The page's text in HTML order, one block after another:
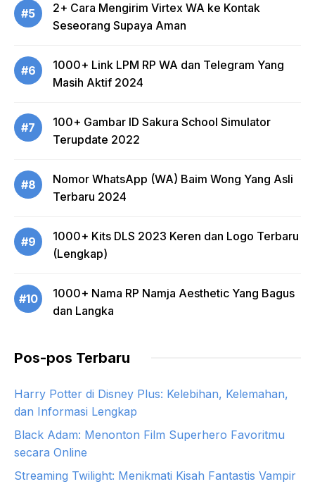
#5
2+ Cara Mengirim Virtex WA ke Kontak
Seseorang Supaya Aman
#6
1000+ Link LPM RP WA dan Telegram Yang
Masih Aktif 2024
#7
100+ Gambar ID Sakura School Simulator
Terupdate 2022
#8
Nomor WhatsApp (WA) Baim Wong Yang Asli
Terbaru 2024
#9
1000+ Kits DLS 2023 Keren dan Logo Terbaru
(Lengkap)
#10
1000+ Nama RP Namja Aesthetic Yang Bagus
dan Langka
Pos-pos Terbaru
Harry Potter di Disney Plus: Kelebihan, Kelemahan,
dan Informasi Lengkap
Black Adam: Menonton Film Superhero Favoritmu
secara Online
Streaming Twilight: Menikmati Kisah Fantastis Vampir